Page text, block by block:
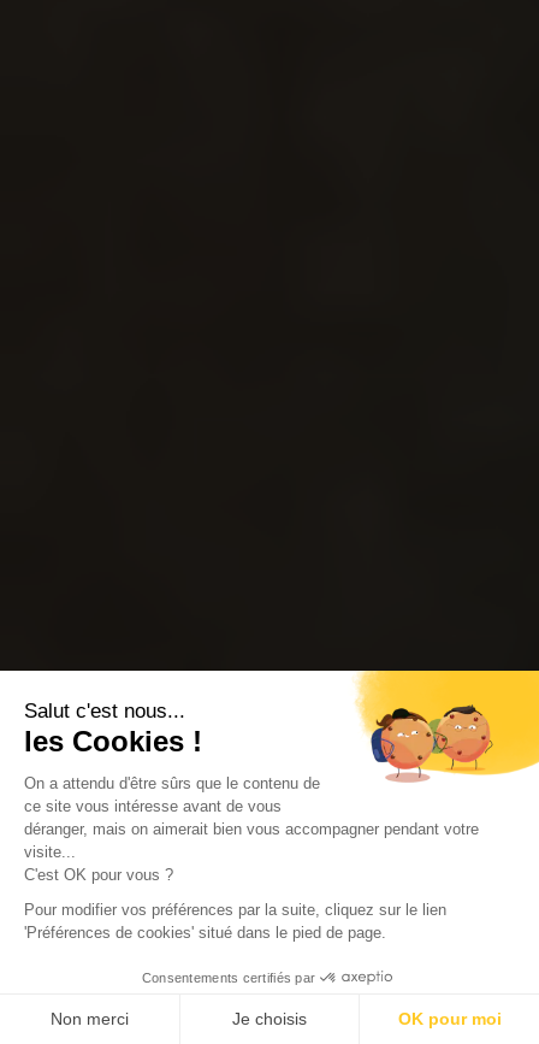
Salut c'est nous...
les Cookies !
On a attendu d'être sûrs que le contenu de
ce site vous intéresse avant de vous
déranger, mais on aimerait bien vous accompagner pendant votre
visite...
C'est OK pour vous ?
Pour modifier vos préférences par la suite, cliquez sur le lien
'Préférences de cookies' situé dans le pied de page.
Consentements certifiés par
Non merci Je choisis OK pour moi